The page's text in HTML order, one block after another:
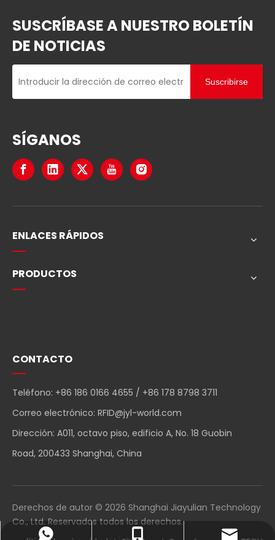
SUSCRÍBASE A NUESTRO BOLETÍN
DE NOTICIAS
Suscribirse
SÍGANOS
ENLACES RÁPIDOS
PRODUCTOS
+86 18601664655
+86-18601664655
RFID@jyl-world.com
CONTACTO
Teléfono: +86 186 0166 4655 / +86 178 8798 3711
Correo electrónico: RFID@jyl-world.com
Dirección: A011, octavo piso, edificio A, No. 18 Guobin
Road, 200433 Shanghai, China
Derechos de autor © 2026 Shanghai Jiayulian Technology
Co., Ltd. Reservados todos los derechos.